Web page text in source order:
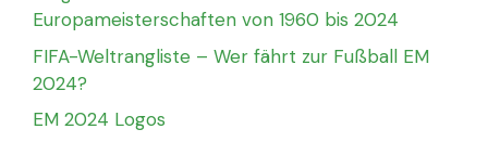
Europameisterschaften von 1960 bis 2024
FIFA-Weltrangliste – Wer fährt zur Fußball EM
2024?
EM 2024 Logos